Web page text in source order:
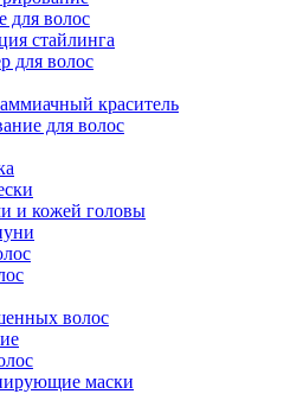
для волос
стайлинга
для волос
краситель
для волос
и кожей головы
волос
маски